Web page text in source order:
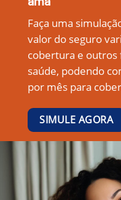
Faça uma
valor do seguro
cobertura e outros
saúde, podendo
por mês para
SIMULE AGORA